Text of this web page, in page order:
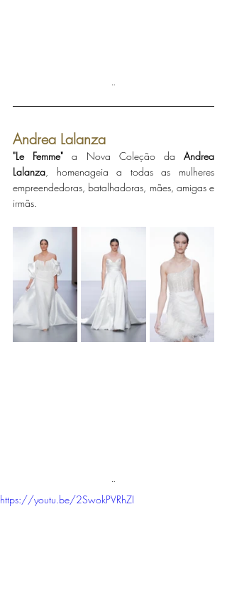
¨
Andrea Lalanza
"Le Femme" a Nova Coleção da Andrea
Lalanza, homenageia a todas as mulheres
empreendedoras, batalhadoras, mães, amigas e
irmãs.
¨
https://youtu.be/2SwokPVRhZI